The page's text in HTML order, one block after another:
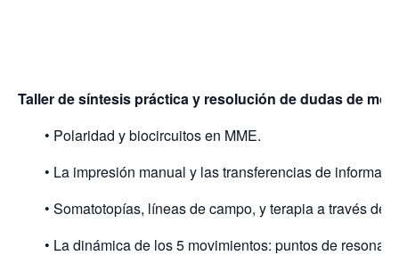
Taller de síntesis práctica y resolución de dudas de
• Polaridad y biocircuitos en MME.
• La impresión manual y las transferencias de
• Somatotopías, líneas de campo, y terapia a través de
• La dinámica de los 5 movimientos: puntos de